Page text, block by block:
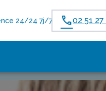
24/24 7j/7 02 51 27